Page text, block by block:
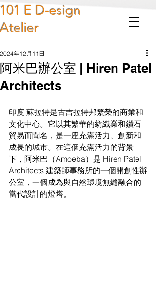
101 E D-esign
Atelier
阿米巴辦公室 | Hiren Patel
Architects
2024年12月11日
印度 蘇拉特是古吉拉特邦繁榮的商業和
文化中心。它以其繁華的紡織業和鑽石
貿易而聞名，是一座充滿活力、創新和
成長的城市。在這個充滿活力的背景
下，阿米巴（Amoeba）是 Hiren Patel
Architects 建築師事務所的一個開創性辦
公室，一個成為與自然環境無縫融合的
當代設計的燈塔。